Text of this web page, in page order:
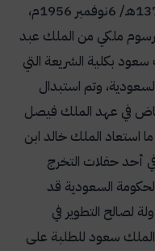
الملك سعود بتاريخ 14 ربيع الثاني 1377هـ/ 6نوفمبر 1956م،
ملكي من الملك عبد
بكلية الشريعة التي
وتم استبدال
في عهد الملك فيصل
استعاد الملك خالد ابن
أحد حفلات التخرج
السعودية قد
لصالح التطوير في
سعود للطلبة على